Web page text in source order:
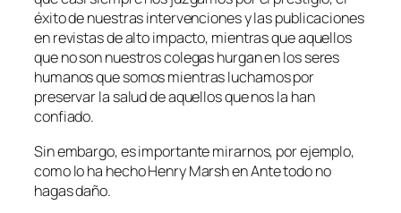
éxito de nuestras intervenciones y las publicaciones
en revistas de alto impacto, mientras que aquellos
que no son nuestros colegas hurgan en los seres
humanos que somos mientras luchamos por
preservar la salud de aquellos que nos la han
confiado.
Sin embargo, es importante mirarnos, por ejemplo,
como lo ha hecho Henry Marsh enAnte todo no
hagas daño.